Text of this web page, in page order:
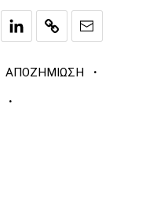
ΑΠΟΖΗΜΙΩΣΗ ·
·